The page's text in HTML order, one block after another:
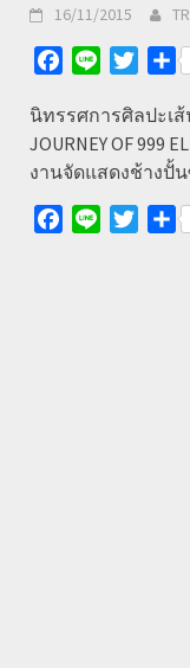
16/11/2015
Facebook
Line Twitter
นิทรรศการศิลปะเ
JOURNEY OF 999
งานจัดแสดงช้างปั้
Facebook
Line Twitter